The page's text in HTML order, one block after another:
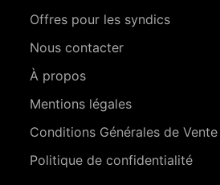
Offres pour les syndics
Nous contacter
À propos
Mentions légales
Conditions Générales de Vente
Politique de confidentialité